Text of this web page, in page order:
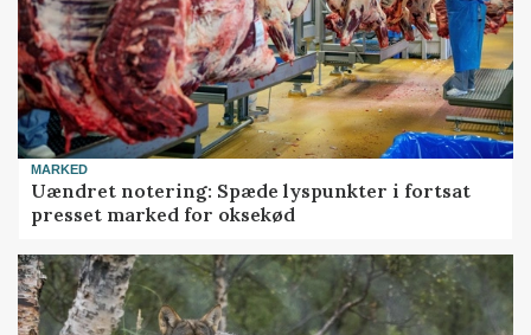
MARKED
Uændret notering: Spæde lyspunkter i fortsat
presset marked for oksekød